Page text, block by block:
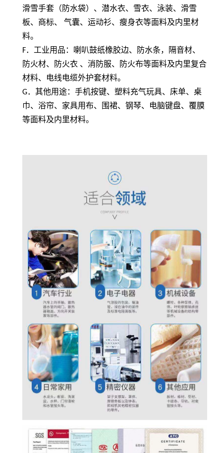
滑雪手套（防水袋）、潜水衣、雪衣、泳装、滑雪
板、商标、 气囊、运动衫、瘦身衣等面料及内里材
料。
F．工业用品：喇叭鼓纸橡胶边、防水条，隔音材、
防火材、防火衣 、消防服、防火布等面料及内里复合
材料、电线电缆外护套材料。
G．其他用途：手机按键、塑料充气玩具、床单、桌
巾、浴帘、家具用布、围裙、钢琴、电脑键盘、覆膜
等面料及内里材料。